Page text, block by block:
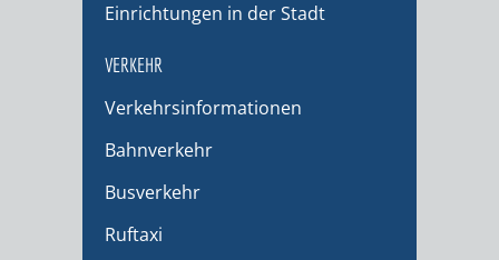
Einrichtungen in der Stadt
VERKEHR
Verkehrsinformationen
Bahnverkehr
Busverkehr
Ruftaxi